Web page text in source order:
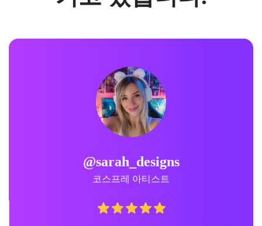
@sarah_designs
코스프레 아티스트